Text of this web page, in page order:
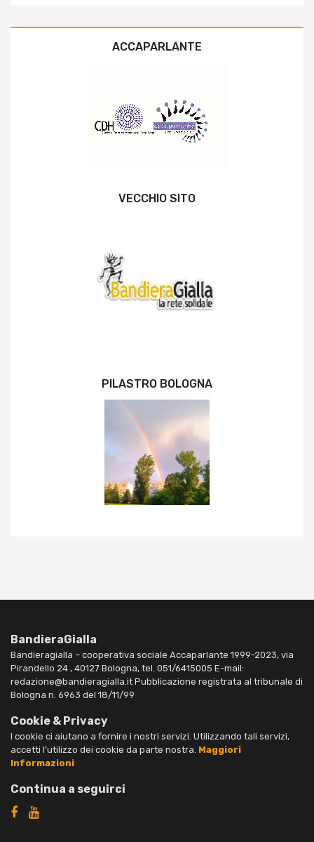
ACCAPARLANTE
VECCHIO SITO
PILASTRO BOLOGNA
BandieraGialla
Bandieragialla – cooperativa sociale Accaparlante 1999-2023, via
Pirandello 24 , 40127 Bologna, tel. 051/6415005 E-mail:
redazione@bandieragialla.it Pubblicazione registrata al tribunale di
Bologna n. 6963 del 18/11/99
Cookie & Privacy
I cookie ci aiutano a fornire i nostri servizi. Utilizzando tali servizi,
accetti l’utilizzo dei cookie da parte nostra. Maggiori
Informazioni
Continua a seguirci